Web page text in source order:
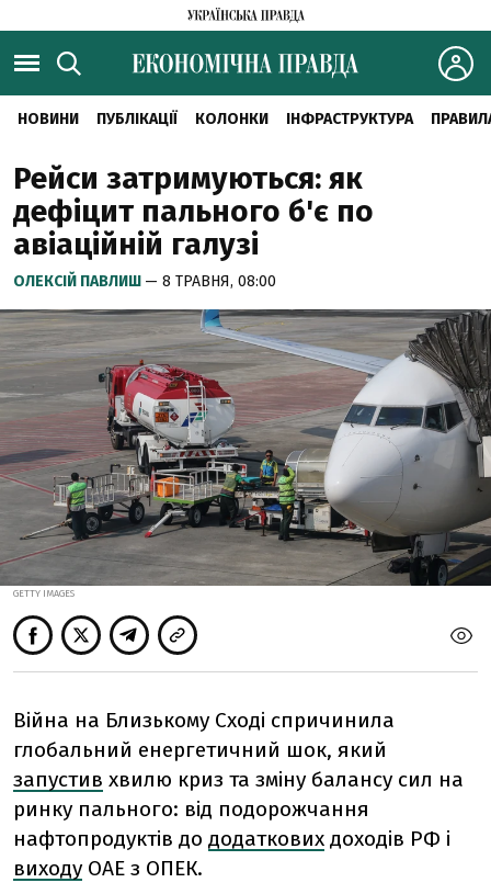
НОВИНИ ПУБЛІКАЦІЇ КОЛОНКИ ІНФРАСТРУКТУРА
Рейси затримуються: як
дефіцит пального б'є по
авіаційній галузі
ОЛЕКСІЙ ПАВЛИШ — 8 ТРАВНЯ, 08:00
GETTY IMAGES
Війна на Близькому Сході спричинила
глобальний енергетичний шок, який
запустив хвилю криз та зміну балансу сил на
ринку пального: від подорожчання
нафтопродуктів до додаткових доходів РФ і
виходу ОАЕ з ОПЕК.